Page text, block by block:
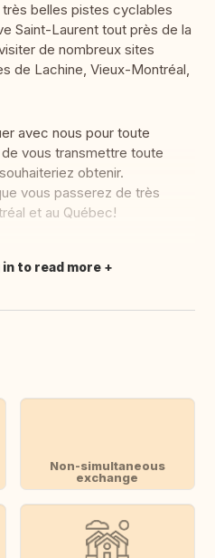
belles pistes cyclables
Saint-Laurent tout près de la
de nombreux sites
de Lachine, Vieux-Montréal,
avec nous pour toute
vous transmettre toute
obtenir.
vous passerez de très
et au Québec!
in to read more
Non-simultaneous
exchange